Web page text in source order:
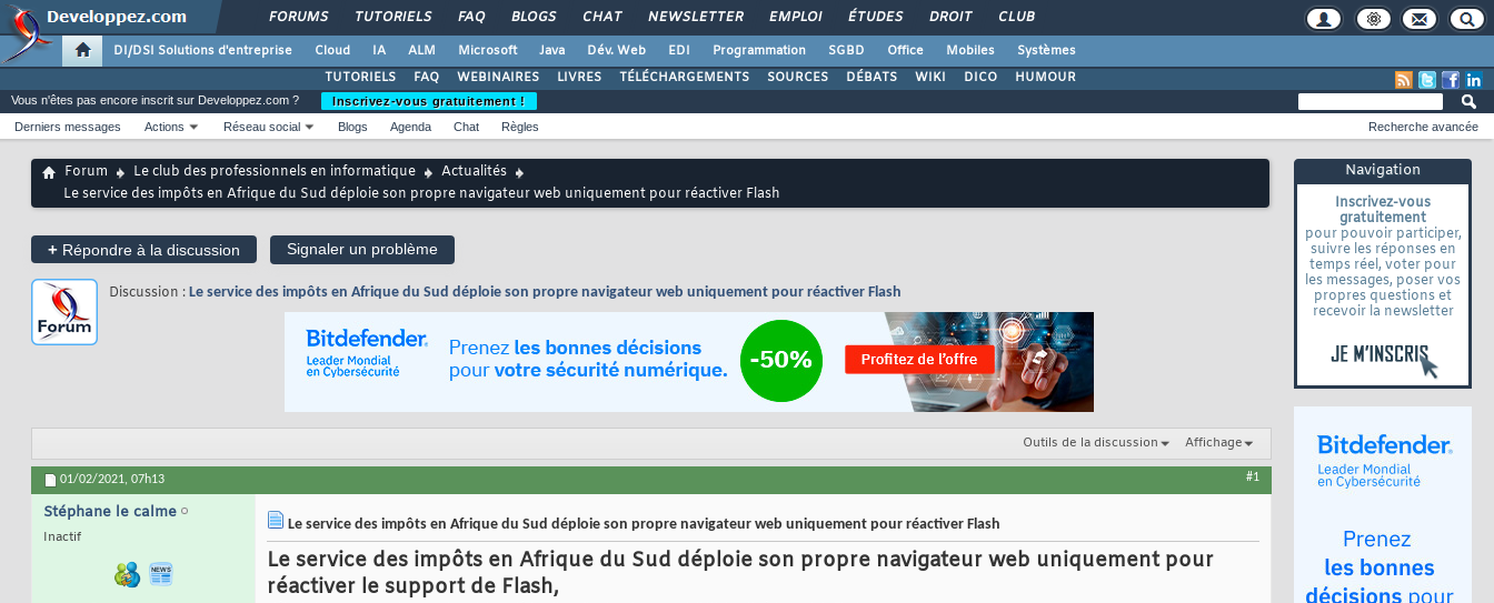
FORUMS TUTORIELS FAQ BLOGS CHAT NEWSLETTER EMPLOI ÉTUDES DROIT CLUB
DI/DSI Solutions d'entreprise Cloud IA ALM Microsoft Java Dév. Web EDI Programmation SGBD Office Mobiles
Systèmes
TUTORIELS
FAQ WEBINAIRES LIVRES TÉLÉCHARGEMENTS SOURCES DÉBATS WIKI DICO HUMOUR
Navigation
Inscrivez-vous
gratuitement
pour pouvoir participer,
suivre les réponses en
temps réel, voter pour
les messages, poser vos
propres questions et
recevoir la newsletter
Vous n'êtes pas encore inscrit sur Developpez.com ?
Inscrivez-vous gratuitement !
Derniers messages
Actions Réseau social Blogs Agenda Chat Règles Recherche avancée
Forum Le club des professionnels en informatique
Actualités
Le service des impôts en Afrique du Sud déploie son propre navigateur web uniquement pour réactiver Flash
+ Répondre à la discussion Signaler un problème
Discussion : Le service des impôts en Afrique du Sud déploie son propre navigateur web uniquement pour réactiver Flash
Outils de la discussion Affichage
01/02/2021, 07h13 #1
Stéphane le calme
Inactif
Le service des impôts en Afrique du Sud déploie son propre navigateur web uniquement pour réactiver Flash
Le service des impôts en Afrique du Sud déploie son propre navigateur web uniquement pour
réactiver le support de Flash,